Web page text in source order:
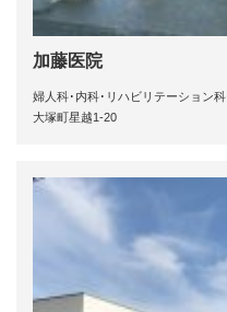
加藤医院
婦人科･内科･リハビリテーション科
大塚町星越1-20